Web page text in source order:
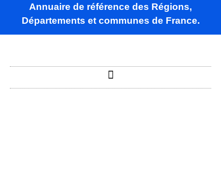
Annuaire de référence des Régions,
Départements et communes de France.